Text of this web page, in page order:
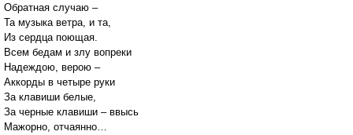
Обратная случаю –
Та музыка ветра, и та,
Из сердца поющая.
Всем бедам и злу вопреки
Надеждою, верою –
Аккорды в четыре руки
За клавиши белые,
За черные клавиши – ввысь
Мажорно, отчаянно…